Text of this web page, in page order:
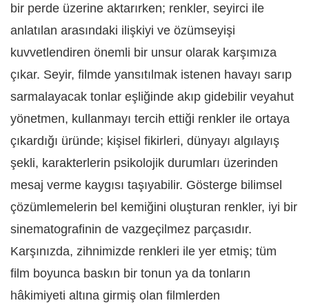
bir perde üzerine aktarırken; renkler, seyirci ile
anlatılan arasındaki ilişkiyi ve özümseyişi
kuvvetlendiren önemli bir unsur olarak karşımıza
çıkar. Seyir, filmde yansıtılmak istenen havayı sarıp
sarmalayacak tonlar eşliğinde akıp gidebilir veyahut
yönetmen, kullanmayı tercih ettiği renkler ile ortaya
çıkardığı üründe; kişisel fikirleri, dünyayı algılayış
şekli, karakterlerin psikolojik durumları üzerinden
mesaj verme kaygısı taşıyabilir. Gösterge bilimsel
çözümlemelerin bel kemiğini oluşturan renkler, iyi bir
sinematografinin de vazgeçilmez parçasıdır.
Karşınızda, zihnimizde renkleri ile yer etmiş; tüm
film boyunca baskın bir tonun ya da tonların
hâkimiyeti altına girmiş olan filmlerden